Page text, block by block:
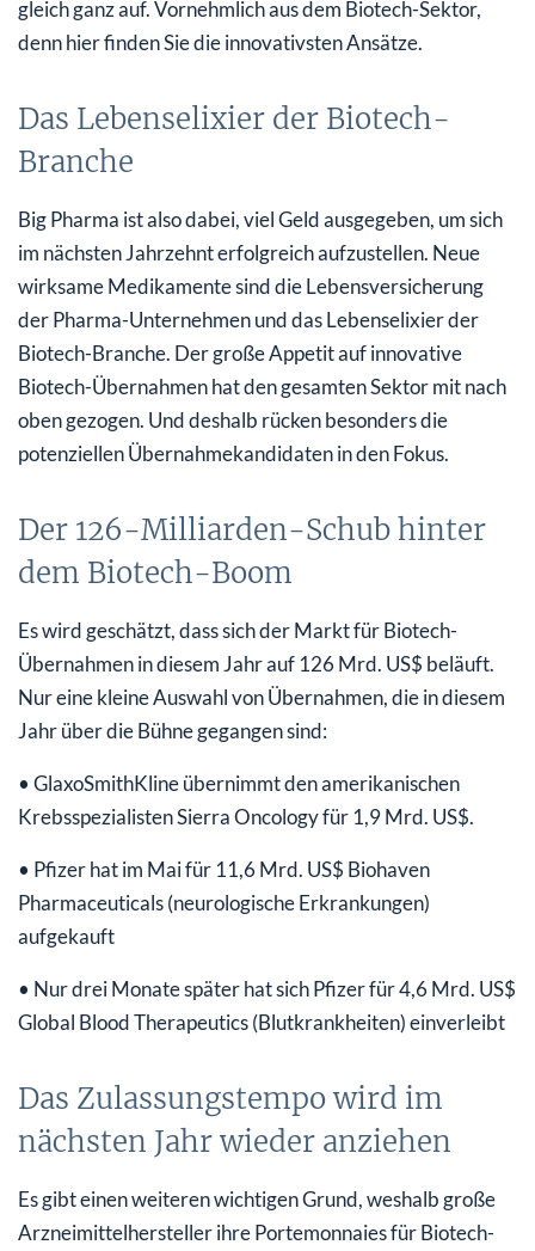
gleich ganz auf. Vornehmlich aus dem Biotech-Sektor,
denn hier finden Sie die innovativsten Ansätze.
Das Lebenselixier der Biotech-
Branche
Big Pharma ist also dabei, viel Geld ausgegeben, um sich
im nächsten Jahrzehnt erfolgreich aufzustellen. Neue
wirksame Medikamente sind die Lebensversicherung
der Pharma-Unternehmen und das Lebenselixier der
Biotech-Branche. Der große Appetit auf innovative
Biotech-Übernahmen hat den gesamten Sektor mit nach
oben gezogen. Und deshalb rücken besonders die
potenziellen Übernahmekandidaten in den Fokus.
Der 126-Milliarden-Schub hinter
dem Biotech-Boom
Es wird geschätzt, dass sich der Markt für Biotech-
Übernahmen in diesem Jahr auf 126 Mrd. US$ beläuft.
Nur eine kleine Auswahl von Übernahmen, die in diesem
Jahr über die Bühne gegangen sind:
• GlaxoSmithKline übernimmt den amerikanischen
Krebsspezialisten Sierra Oncology für 1,9 Mrd. US$.
• Pfizer hat im Mai für 11,6 Mrd. US$ Biohaven
Pharmaceuticals (neurologische Erkrankungen)
aufgekauft
• Nur drei Monate später hat sich Pfizer für 4,6 Mrd. US$
Global Blood Therapeutics (Blutkrankheiten) einverleibt
Das Zulassungstempo wird im
nächsten Jahr wieder anziehen
Es gibt einen weiteren wichtigen Grund, weshalb große
Arzneimittelhersteller ihre Portemonnaies für Biotech-